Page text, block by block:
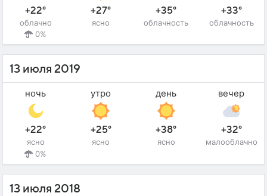
+22°
облачно
0%
+27°
ясно
+35°
облачность
+33°
облачность
13 июля 2019
ночь
+22°
ясно
0%
утро
+25°
ясно
день
+38°
ясно
вечер
+32°
малооблачно
13 июля 2018